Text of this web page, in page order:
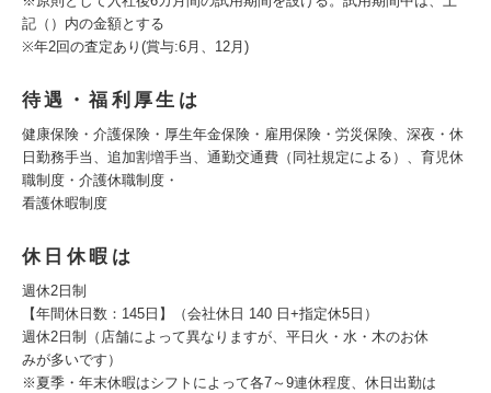
記（）内の金額とする
※年2回の査定あり(賞与:6月、12月)
待遇・福利厚生は
健康保険・介護保険・厚生年金保険・雇用保険・労災保険、深夜・休
日勤務手当、追加割増手当、通勤交通費（同社規定による）、育児休
職制度・介護休職制度・
看護休暇制度
休日休暇は
週休2日制
【年間休日数：145日】（会社休日 140 日+指定休5日）
週休2日制（店舗によって異なりますが、平日火・水・木のお休
みが多いです）
※夏季・年末休暇はシフトによって各7～9連休程度、休日出勤は